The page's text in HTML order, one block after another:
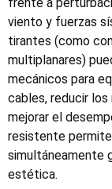
viento y fuerzas
tirantes (como
multiplanares)
mecánicos para
cables, reducir
mejorar el
resistente
simultáneamente
estética.